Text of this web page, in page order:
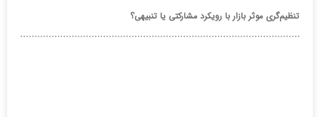
تنظیم‌گری موثر بازار با رویکرد مشارکتی یا تنبیهی؟